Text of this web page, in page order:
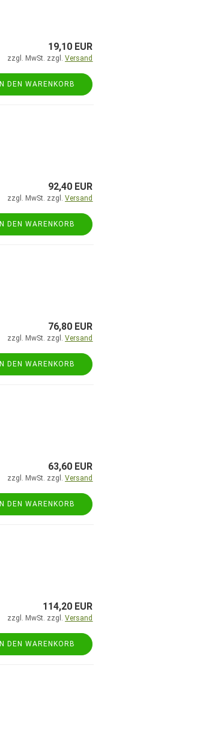
19,10 EUR
zzgl. MwSt. zzgl.Versand
IN DEN WARENKORB
92,40 EUR
zzgl. MwSt. zzgl.Versand
IN DEN WARENKORB
76,80 EUR
zzgl. MwSt. zzgl.Versand
IN DEN WARENKORB
63,60 EUR
zzgl. MwSt. zzgl.Versand
IN DEN WARENKORB
114,20 EUR
zzgl. MwSt. zzgl.Versand
IN DEN WARENKORB